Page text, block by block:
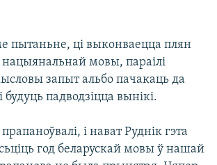
пытаньне, ці выконваецца плян
мовы, параілі
запыт альбо пачакаць да
будуць падводзіцца вынікі.
і нават Руднік гэта
год беларускай мовы ў нашай